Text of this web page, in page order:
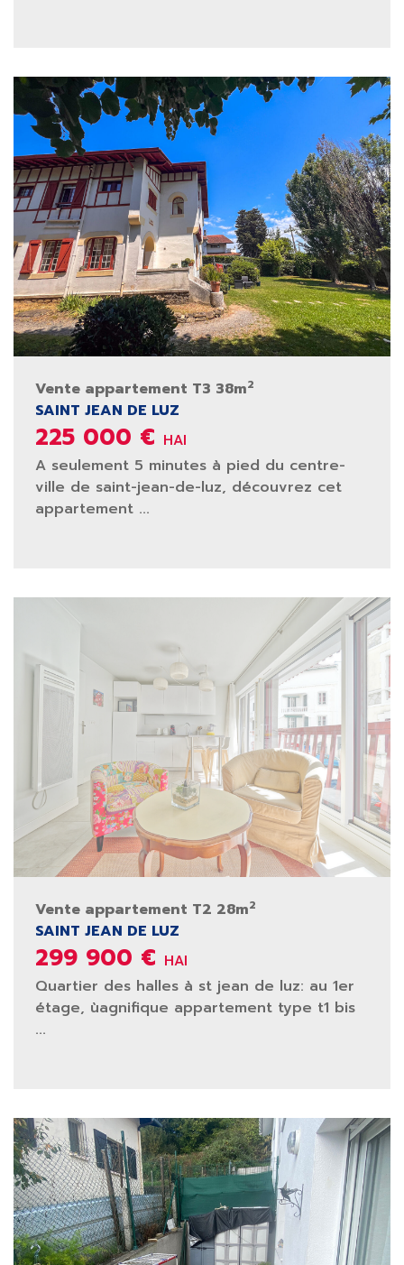
Vente appartement T3 38m2
SAINT JEAN DE LUZ
225 000 € HAI
A seulement 5 minutes à pied du centre-
ville de saint-jean-de-luz, découvrez cet
appartement ...
Vente appartement T2 28m2
SAINT JEAN DE LUZ
299 900 € HAI
Quartier des halles à st jean de luz: au 1er
étage, ùagnifique appartement type t1 bis
...